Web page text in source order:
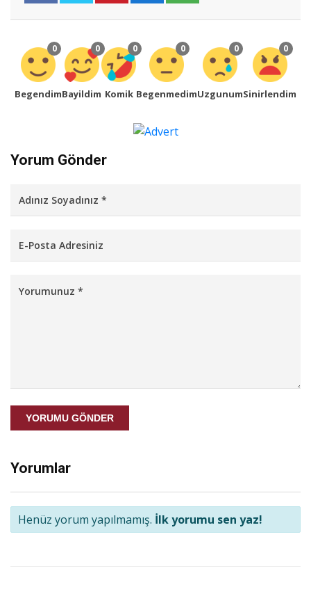
0
Begendim
0
Bayildim
0
Komik
0
Begenmedim
0
Uzgunum
0
Sinirlendim
Yorum Gönder
YORUMU GÖNDER
Yorumlar
Henüz yorum yapılmamış. İlk yorumu sen yaz!